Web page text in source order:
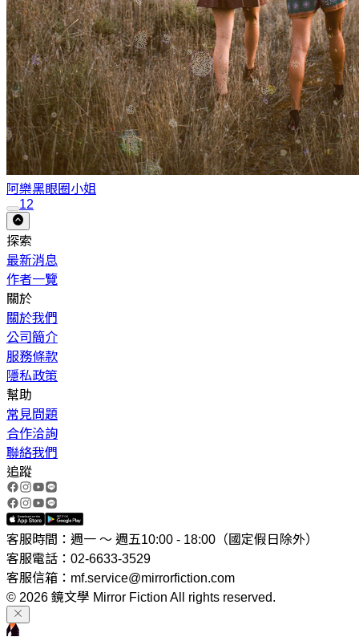
阿樂黑眼圈小姐
12
探索
最新消息
作者一覽
關於
關於我們
公司簡介
服務條款
隱私政策
幫助
常見問題
合作洽詢
聯絡我們
追蹤
客服時間：週一 ～ 週五10:00 - 18:00（國定假日除外）
客服電話：02-6633-3529
客服信箱：mf.service@mirrorfiction.com
© 2026 鏡文學 Mirror Fiction All rights reserved.